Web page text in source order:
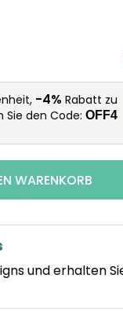
-4% Rabatt zu
Sie den Code: OFF4
WARENKORB
und erhalten